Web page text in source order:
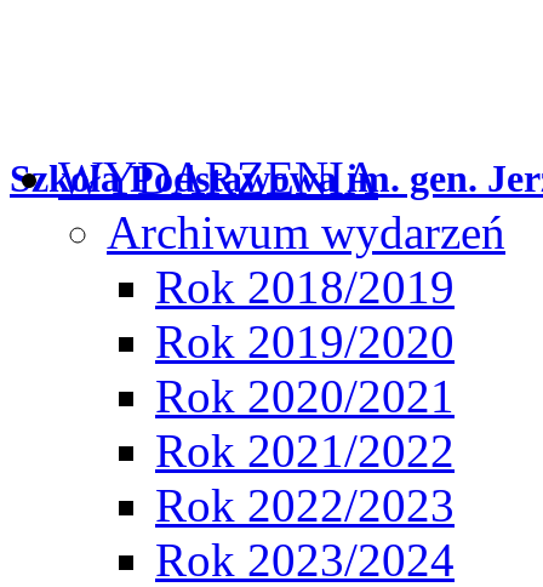
Szkoła Podstawowa im. gen.
WYDARZENIA
Archiwum wydarzeń
Rok 2018/2019
Rok 2019/2020
Rok 2020/2021
Rok 2021/2022
Rok 2022/2023
Rok 2023/2024